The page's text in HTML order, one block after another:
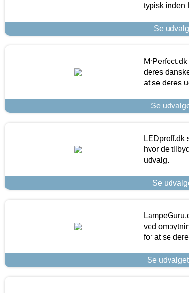
typisk inden
Se
deres
at se deres
Se
LEDproff.dk
hvor de
udvalg.
Se
ved
for at se
Se